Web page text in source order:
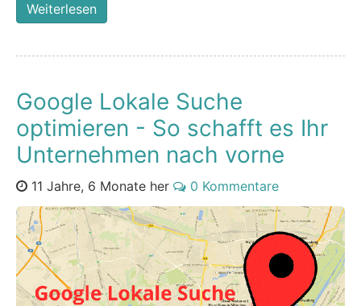
Weiterlesen
Google Lokale Suche
optimieren - So schafft es Ihr
Unternehmen nach vorne
11 Jahre, 6 Monate her 0 Kommentare